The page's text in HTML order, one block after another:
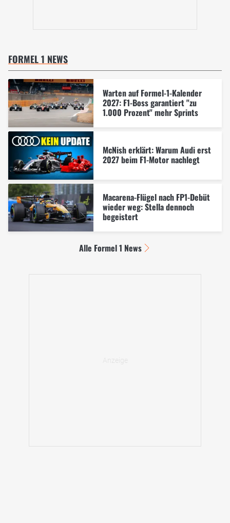
FORMEL 1 NEWS
Warten auf Formel-1-Kalender
2027: F1-Boss garantiert "zu
1.000 Prozent" mehr Sprints
McNish erklärt: Warum Audi erst
2027 beim F1-Motor nachlegt
Macarena-Flügel nach FP1-Debüt
wieder weg: Stella dennoch
begeistert
Alle Formel 1 News